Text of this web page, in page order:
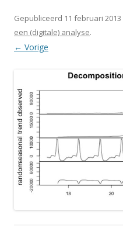
Gepubliceerd 11 februari 2013
een (digitale) analyse.
← Vorige